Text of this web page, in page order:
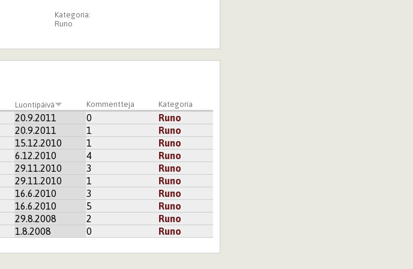
Kategoria:
Runo
Luontipäivä Kommentteja Kategoria
20.9.2011 0
Runo
20.9.2011 1
Runo
15.12.2010 1
Runo
6.12.2010 4
Runo
29.11.2010 3
Runo
29.11.2010 1
Runo
16.6.2010 3
Runo
16.6.2010 5
Runo
29.8.2008 2
Runo
1.8.2008 0 Runo